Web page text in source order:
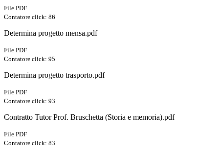
File PDF
Contatore click: 86
Determina progetto mensa.pdf
File PDF
Contatore click: 95
Determina progetto trasporto.pdf
File PDF
Contatore click: 93
Contratto Tutor Prof. Bruschetta (Storia e memoria).pdf
File PDF
Contatore click: 83